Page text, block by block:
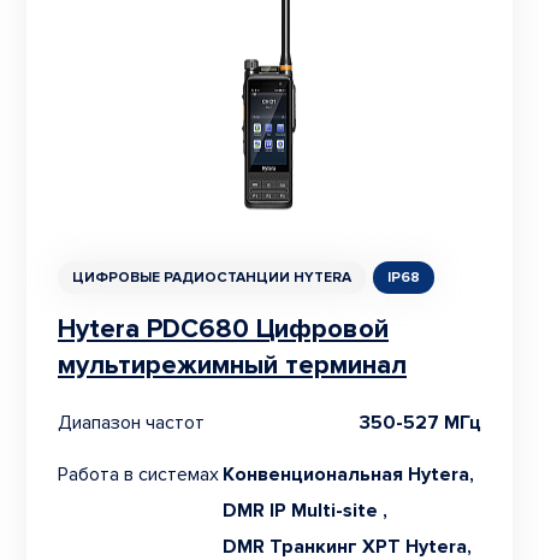
ЦИФРОВЫЕ РАДИОСТАНЦИИ HYTERA IP68
Hytera PDC680 Цифровой
мультирежимный терминал
Диапазон частот 350-527 МГц
Работа в системах Конвенциональная Hytera,
DMR IP Multi-site ,
DMR Транкинг XPT Hytera,